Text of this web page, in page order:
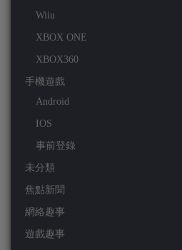
Wiiu
XBOX ONE
XBOX360
手機遊戲
Android
IOS
事前登錄
未分類
焦點新聞
網絡趣事
遊戲趣事